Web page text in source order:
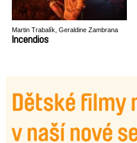
Martin Trabalík, Geraldine Zambrana
Velez
Incendios